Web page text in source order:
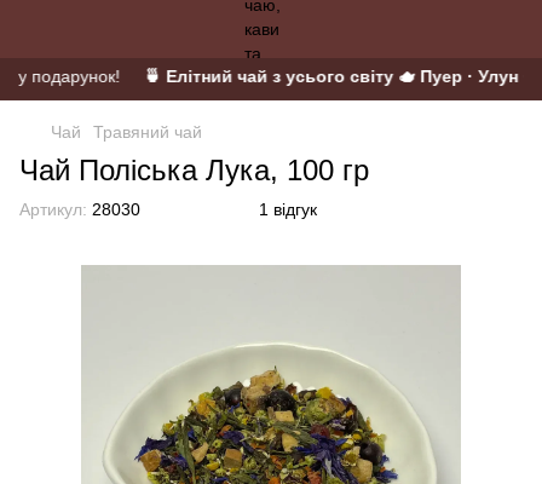
у подарунок! 🍵 Елітний чай з усього світу 🫖 Пуер · Улун ·
Чай Травяний чай
Чай Поліська Лука, 100 гр
Артикул: 28030 1 відгук